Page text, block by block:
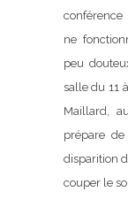
ne
peu
salle du 11
Maillard,
prépare
disparition
couper le